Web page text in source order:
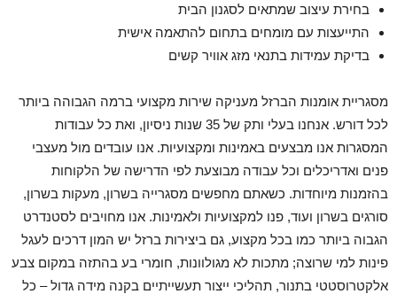
בחירת עיצוב שמתאים לסגנון הבית
התייעצות עם מומחים בתחום להתאמה אישית
בדיקת עמידות בתנאי מזג אוויר קשים
מסגריית אומנות הברזל מעניקה שירות מקצועי ברמה הגבוהה ביותר
לכל דורש. אנחנו בעלי ותק של 35 שנות ניסיון, ואת כל עבודות
המסגרות אנו מבצעים באמינות ומקצועיות. אנו עובדים מול מעצבי
פנים ואדריכלים וכל עבודה מבוצעת לפי הדרישה של הלקוחות
בהזמנות מיוחדות. כשאתם מחפשים מסגרייה בשרון, מעקות בשרון,
סורגים בשרון ועוד, פנו למקצועיות ולאמינות. אנו מחויבים לסטנדרט
הגבוה ביותר כמו בכל מקצוע, גם ביצירות ברזל יש המון דרכים לעגל
פינות למי שרוצה; מתכות לא מגולוונות, חומרי בע בהתזה במקום צבע
אלקטרוסטטי בתנור, תהליכי ייצור תעשייתיים בקנה מידה גדול – כל